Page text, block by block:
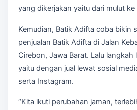
yang dikerjakan yaitu dari mulut ke
Kemudian, Batik Adifta coba bikin
penjualan Batik Adifta di Jalan
Cirebon, Jawa Barat. Lalu langkah
yaitu dengan jual lewat sosial
serta Instagram.
“Kita ikuti perubahan jaman,